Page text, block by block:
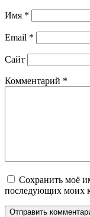
Имя *
Email *
Сайт
Комментарий *
Сохранить моё
последующих моих